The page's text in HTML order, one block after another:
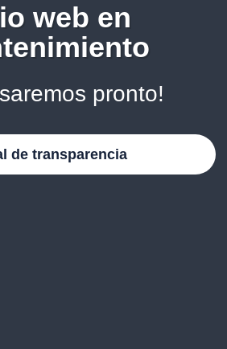
web en
pronto!
de transparencia